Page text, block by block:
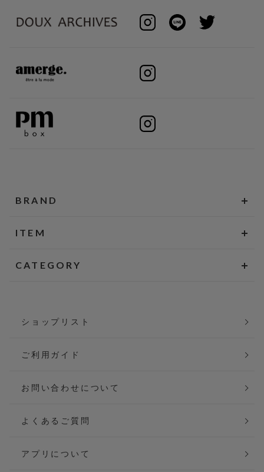
BRAND
ITEM
CATEGORY
ショップリスト
ご利用ガイド
お問い合わせについて
よくあるご質問
アプリについて